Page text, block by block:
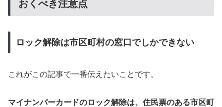
おくべき注意点
ロック解除は市区町村の窓口でしかできない
これがこの記事で一番伝えたいことです。
マイナンバーカードのロック解除は、住民票のある市区町